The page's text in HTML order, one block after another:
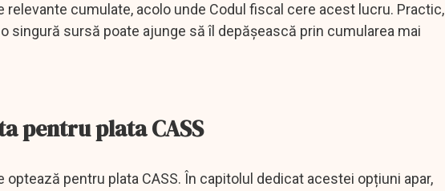
relevante cumulate, acolo unde Codul fiscal cere acest lucru. Practic,
singură sursă poate ajunge să îl depășească prin cumularea mai
pentru plata CASS
pentru plata CASS. În capitolul dedicat acestei opțiuni apar,